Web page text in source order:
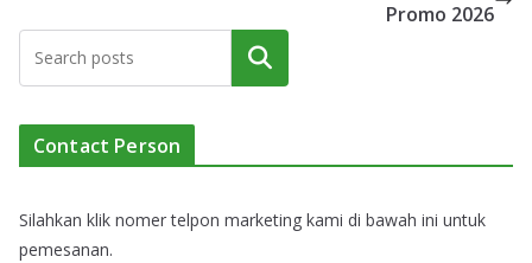
Promo 2026
Cari
Contact Person
Silahkan klik nomer telpon marketing kami di bawah ini untuk
pemesanan.